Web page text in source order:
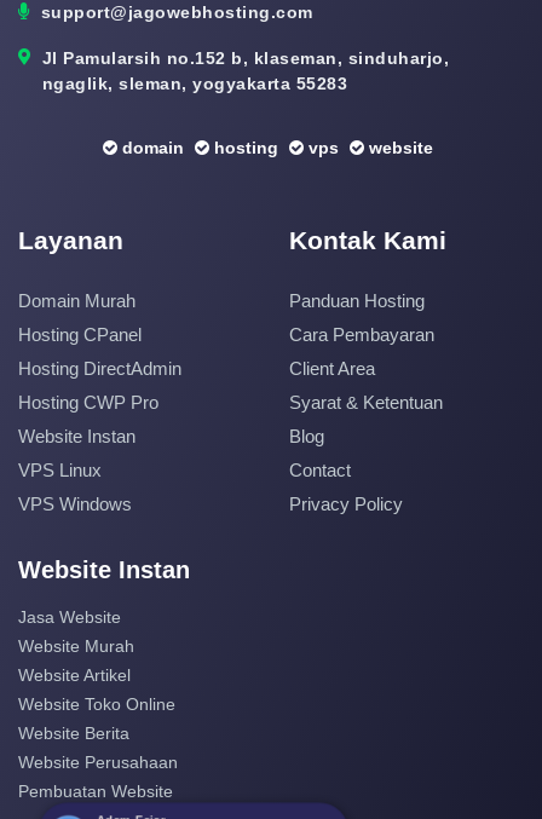
support@jagowebhosting.com
Jl Pamularsih no.152 b, klaseman, sinduharjo,
ngaglik, sleman, yogyakarta 55283
domain hosting vps website
Layanan
Domain Murah
Hosting CPanel
Hosting DirectAdmin
Hosting CWP Pro
Website Instan
VPS Linux
VPS Windows
Kontak Kami
Panduan Hosting
Cara Pembayaran
Client Area
Syarat & Ketentuan
Blog
Contact
Privacy Policy
Website Instan
Jasa Website
Website Murah
Website Artikel
Website Toko Online
Website Berita
Website Perusahaan
Pembuatan Website